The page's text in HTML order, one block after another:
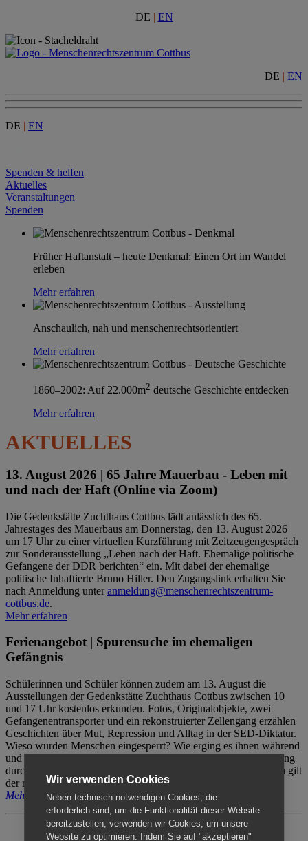
DE | EN
DE | EN
DE | EN
Spenden & helfen
Aktuelles
Veranstaltungen
Spenden
Früher Haftanstalt – heute Denkmal: Einen Ort im Wandel
erleben
Mehr erfahren
Anschaulich, nah und menschenrechtsorientiert
Mehr erfahren
1860–2002: Auf 22.000m2 deutsche Geschichte entdecken
Mehr erfahren
AKTUELLES
13. August 2026 | 65 Jahre Mauerbau - Leben mit
und nach der Haft (Online via Zoom)
Die Gedenkstätte Zuchthaus Cottbus lädt anlässlich des 65.
Jahrestages des Mauerbaus am Donnerstag, den 13. August 2026
um 17 Uhr zu einer virtuellen Kurzführung mit Zeitzeugengespräch
zur Sonderausstellung „Leben nach der Haft. Ehemalige politische
Gefangene der DDR berichten“ ein. Mit dabei der ehemalige
politische Inhaftierte Bruno Hiller. Den Zugangslink erhalten Sie
nach Anmeldung unteranmeldung@menschenrechtszentrum-
cottbus.de.
Mehr erfahren
Ferienangebot | Spurensuche im ehemaligen
Gefängnis
Schülerinnen und Schüler können zudem am 13. August die
Ausstellungen der Gedenkstätte Zuchthaus Cottbus zwischen 10
und 17 Uhr kostenlos erkunden. Fotos, Originalobjekte, zwei
Gefangenentransporter und ein rekonstruierter Zellengang erzählen
Geschichten über Mut, Repression und Alltag in der SED-Diktatur.
Wieso wurden Menschen eingesperrt? Wie erging es ihnen während
und nach der Haft? Der Besuch erfolgt individuell ohne Betreuung
durch das Menschenrechtszentrum Cottbus. Für Begleitpersonen gilt
der reguläre Eintritt (8€ / ermäßigt 5€).
Mehr erfahren
Wir verwenden Cookies
Neben technisch notwendigen Cookies, die
erforderlich sind, um die Funktionalität dieser Website
bereitzustellen, verwenden wir Cookies, um unsere
Website zu optimieren. Indem Sie auf "akzeptieren"